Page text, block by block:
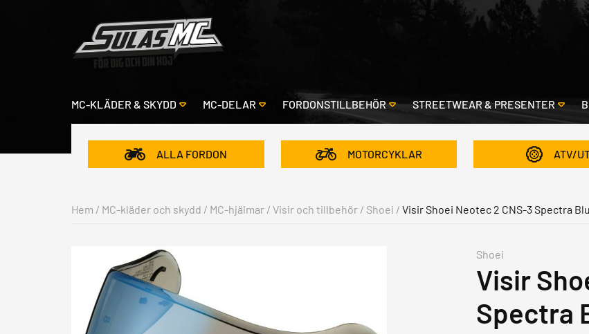
MC-KLÄDER & SKYDD MC-DELAR FORDONSTILLBEHÖR STREETWEAR & PRESENTER
ALLA FORDON MOTORCYKLAR ATV/
Hem / MC-kläder och skydd / MC-hjälmar / Visir och tillbehör / Shoei / Visir Shoei Neotec 2 CNS-3 Spectra
Shoei
Visir
Spectra